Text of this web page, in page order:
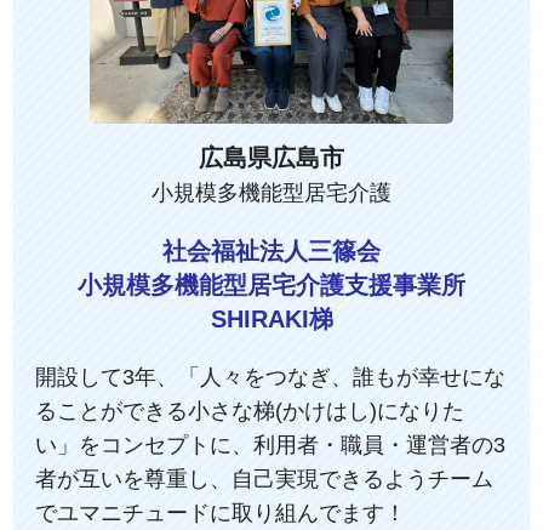
広島県広島市
小規模多機能型居宅介護
社会福祉法人三篠会
小規模多機能型居宅介護支援事業所
SHIRAKI梯
開設して3年、「人々をつなぎ、誰もが幸せにな
ることができる小さな梯(かけはし)になりた
い」をコンセプトに、利用者・職員・運営者の3
者が互いを尊重し、自己実現できるようチーム
でユマニチュードに取り組んでます！